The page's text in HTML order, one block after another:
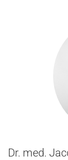
Dr. med.